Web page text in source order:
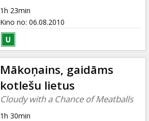
1h 23min
Kino no: 06.08.2010
Mākoņains, gaidāms
kotlešu lietus
Cloudy with a Chance of Meatballs
1h 30min